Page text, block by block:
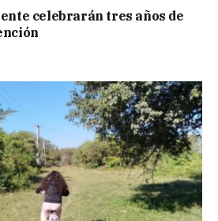
celebrarán tres años de